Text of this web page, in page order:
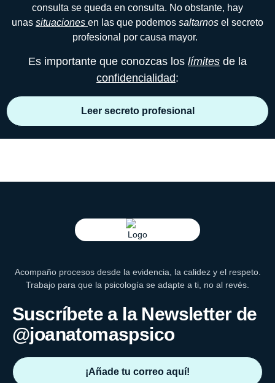
consulta se queda en consulta. No obstante, hay
unas situaciones en las que podemos saltarnos el secreto
profesional por causa mayor.
Es importante que conozcas los límites de la
confidencialidad:
Leer secreto profesional
Acompaño procesos desde la evidencia, la calidez y el respeto.
Trabajo para que la psicología se adapte a ti, no al revés.
Suscríbete a la Newsletter de
@joanatomaspsico
¡Añade tu correo aquí!